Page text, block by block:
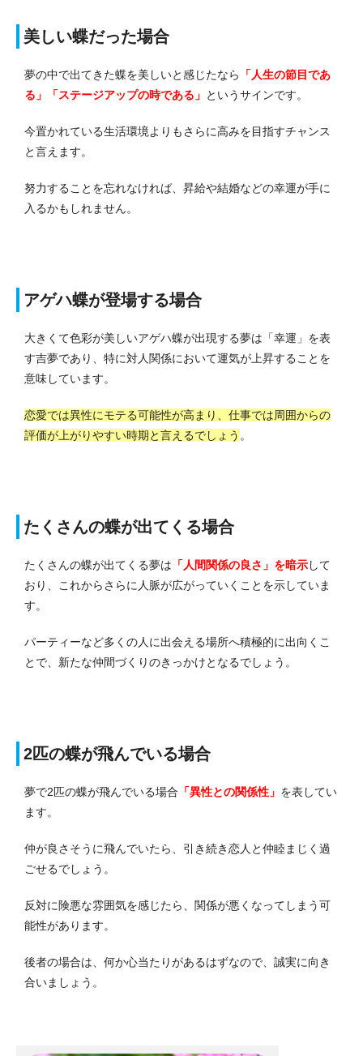
美しい蝶だった場合
夢の中で出てきた蝶を美しいと感じたなら
「人生の節目であ
る」「ステージアップの時である」 というサインです。
今置かれている生活環境よりもさらに高みを目指すチャンス
と言えます。
努力することを忘れなければ、昇給や結婚などの幸運が手に
入るかもしれません。
アゲハ蝶が登場する場合
大きくて色彩が美しいアゲハ蝶が出現する夢は「幸運」を表
す吉夢であり、特に対人関係において運気が上昇することを
意味しています。
恋愛では異性にモテる可能性が高まり、仕事では周囲からの
評価が上がりやすい時期と言えるでしょう 。
たくさんの蝶が出てくる場合
たくさんの蝶が出てくる夢は 「人間関係の良さ」を暗示して
おり、これからさらに人脈が広がっていくことを示していま
す。
パーティーなど多くの人に出会える場所へ積極的に出向くこ
とで、新たな仲間づくりのきっかけとなるでしょう。
2匹の蝶が飛んでいる場合
夢で2匹の蝶が飛んでいる場合 「異性との関係性」 を表してい
ます。
仲が良さそうに飛んでいたら、引き続き恋人と仲睦まじく過
ごせるでしょう。
反対に険悪な雰囲気を感じたら、関係が悪くなってしまう可
能性があります。
後者の場合は、何か心当たりがあるはずなので、誠実に向き
合いましょう。